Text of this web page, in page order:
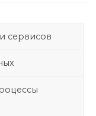
сервисов